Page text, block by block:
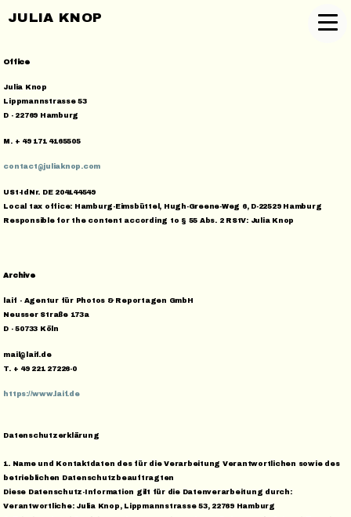
JULIA KNOP
Office
Julia Knop
Lippmannstrasse 53
D - 22769 Hamburg
M. + 49 171 4165505
contact@juliaknop.com
USt-IdNr. DE 204144549
Local tax office: Hamburg-Eimsbüttel, Hugh-Greene-Weg 6, D-22529 Hamburg
Responsible for the content according to § 55 Abs. 2 RStV: Julia Knop
Archive
laif - Agentur für Photos & Reportagen GmbH
Neusser Straße 173a
D - 50733 Köln
mail@laif.de
T. + 49 221 27226-0
https://www.laif.de
Datenschutzerklärung
1. Name und Kontaktdaten des für die Verarbeitung Verantwortlichen sowie des
betrieblichen Datenschutzbeauftragten
Diese Datenschutz-Information gilt für die Datenverarbeitung durch:
Verantwortliche: Julia Knop, Lippmannstrasse 53, 22769 Hamburg